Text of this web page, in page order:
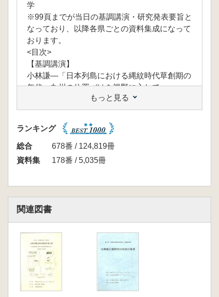
学
※99頁までが当日の基調講演・研究発表要旨と
なっており、以降各県ごとの資料集成になって
おります。
<目次>
【基調講演】
小林謙―「日本列島における縄紋時代草創期の
年代 九州の位置づけを視野に入れて」
杉山真二「九州における旧石器時代から縄文時
代にかけての環境変遷」
乗畑光博「九州における草創期土器編年研究の
現状と課題」
池田祐司「大原D遺跡」
堂込秀人「種子島の草創期遺跡」
秋成雅博「宮崎県清武上猪ノ原遺跡の縄文時代
【各県の様相及び集成資料】
板倉有大「福岡県における縄文時代草創期の様
相」
堤 英明「佐賀県における縄文時代車創期の様
相」
もっと見る
ランキング
総合
678番 / 124,819冊
資料集
178番 / 5,035冊
関連図書